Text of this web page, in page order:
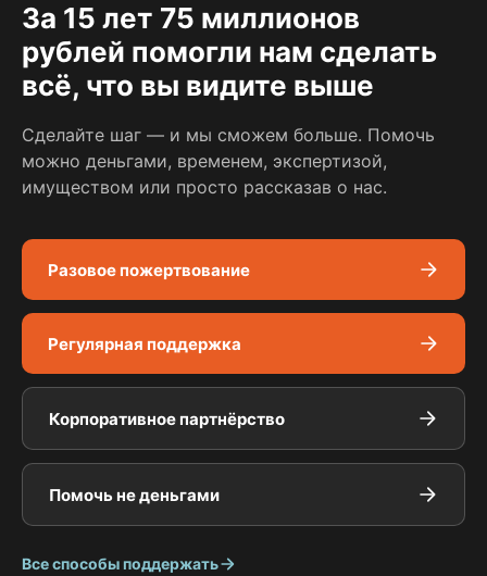
За 15 лет 75 миллионов
рублей помогли нам сделать
всё, что вы видите выше
Сделайте шаг — и мы сможем больше. Помочь
можно деньгами, временем, экспертизой,
имуществом или просто рассказав о нас.
Разовое пожертвование
Регулярная поддержка
Корпоративное партнёрство
Помочь не деньгами
Все способы поддержать